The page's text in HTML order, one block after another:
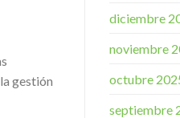
gestión
diciembre
noviembre
octubre
septiembre